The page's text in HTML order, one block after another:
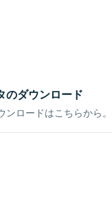
のダウンロード
ンロードはこちらから